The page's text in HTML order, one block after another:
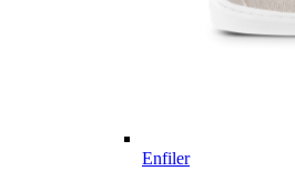
Enfiler